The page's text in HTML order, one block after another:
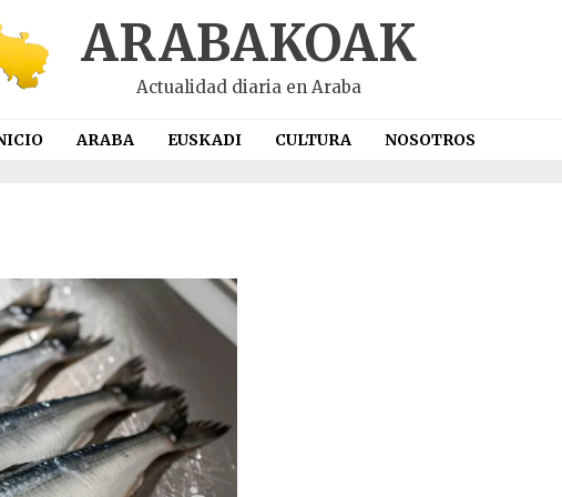
ARABAKOAK
Actualidad diaria en Araba
ARABA EUSKADI CULTURA NOSOTROS